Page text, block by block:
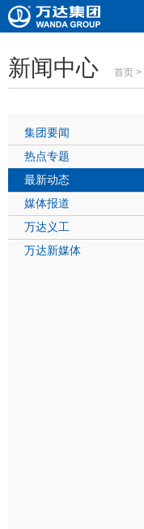
新闻中心 首页 >
集团要闻
热点专题
最新动态
媒体报道
万达义工
万达新媒体